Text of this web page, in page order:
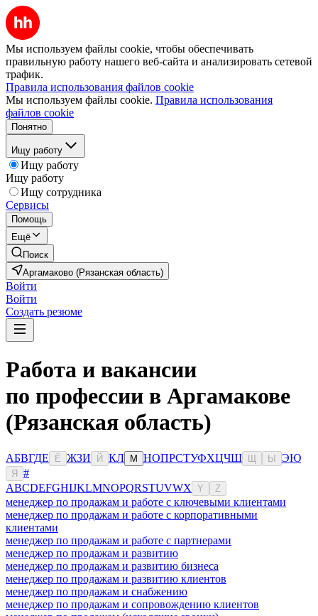
Мы используем файлы cookie, чтобы обеспечивать
правильную работу нашего веб-сайта и анализировать сетевой
трафик.
Правила использования файлов cookie
Мы используем файлы cookie. Правила использования
файлов cookie
Понятно
Ищу работу
Ищу работу
Ищу работу
Ищу сотрудника
Сервисы
Помощь
Ещё
Поиск
Аргамаково (Рязанская область)
Войти
Войти
Создать резюме
Работа и вакансии
по профессии в Аргамакове
(Рязанская область)
АБВГДЕ Ё ЖЗИ Й КЛ М НОПРСТУФХЦЧШ Ы ЭЮ
Я
#
ABCDEFGHIJKLMNOPQRSTUVWX Y Z
менеджер по продажам и работе с ключевыми клиентами
менеджер по продажам и работе с корпоративными
клиентами
менеджер по продажам и работе с партнерами
менеджер по продажам и развитию
менеджер по продажам и развитию бизнеса
менеджер по продажам и развитию клиентов
менеджер по продажам и снабжению
менеджер по продажам и сопровождению клиентов